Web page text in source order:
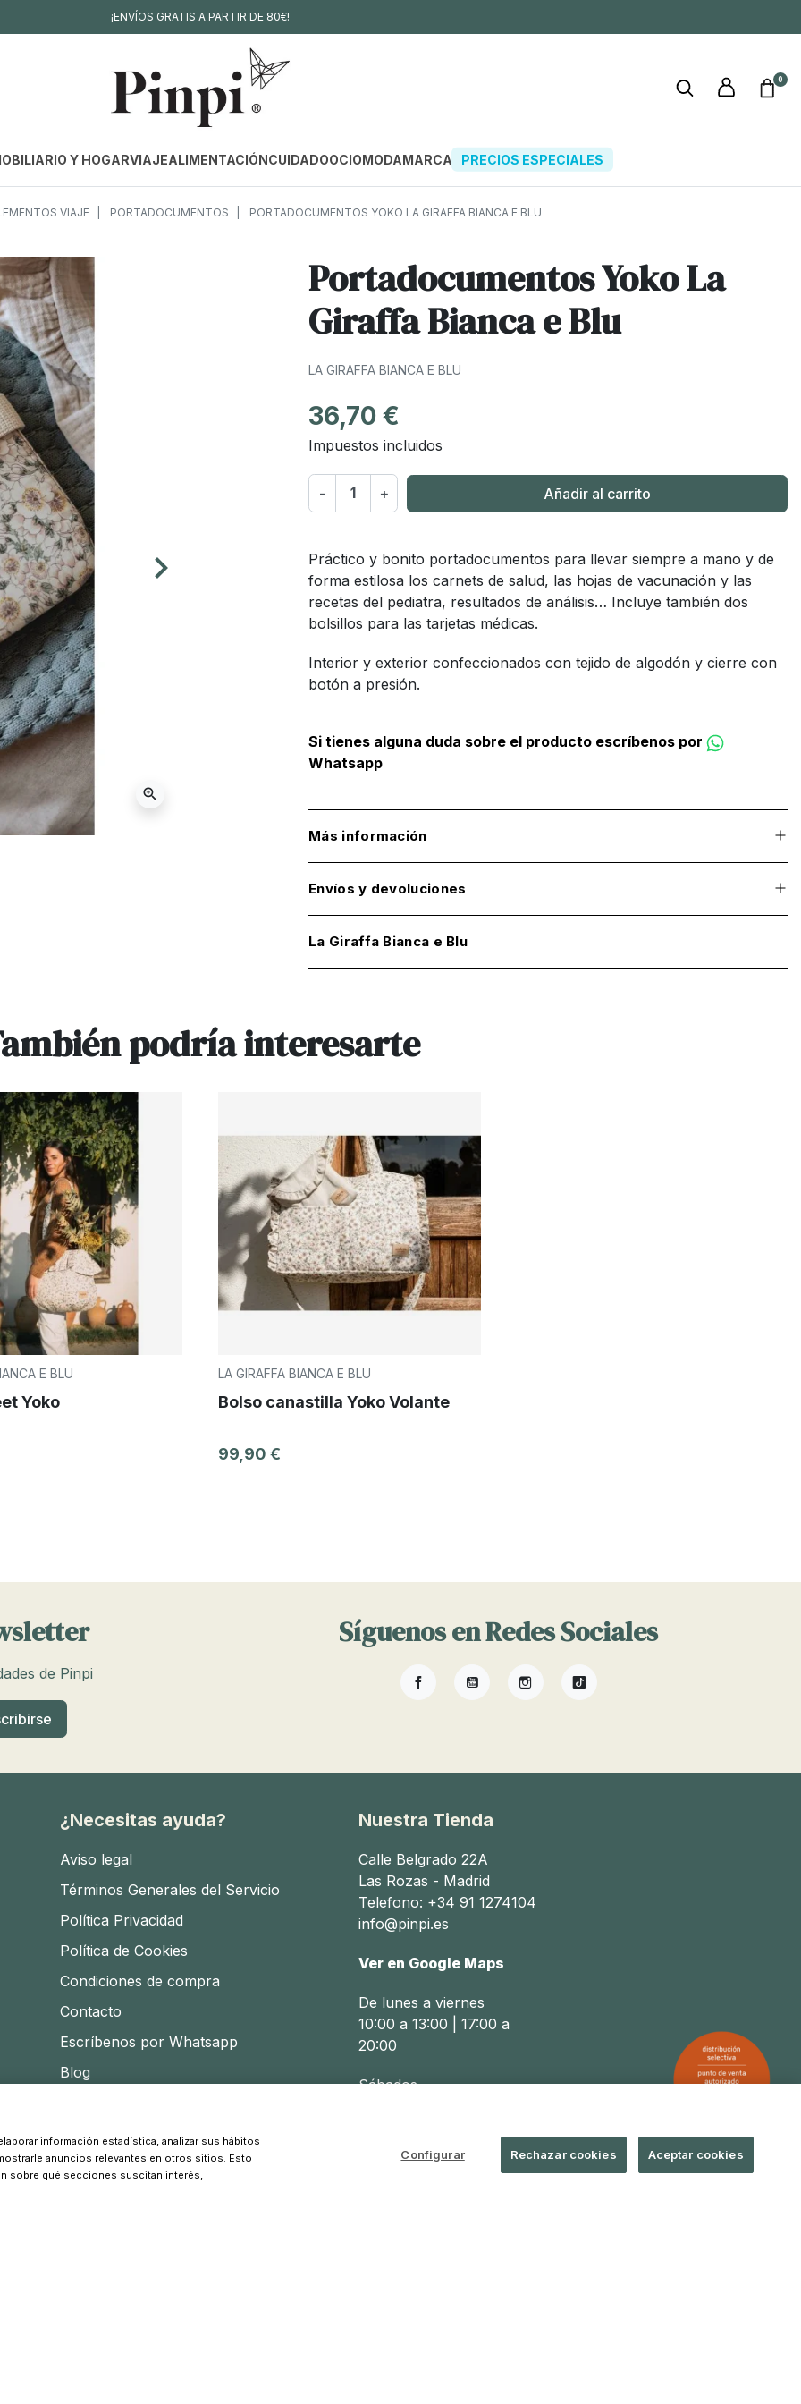
¡ENVÍOS GRATIS A PARTIR DE 80€!
0
Y HOGARVIAJEALIMENTACIÓNCUIDADOOCIOMODAMARCAS PRECIOS ESPECIALES
VIAJE PORTADOCUMENTOS PORTADOCUMENTOS YOKO LA GIRAFFA BIANCA E BLU
Siguiente
keyboard_arrow_right
zoom_in
Portadocumentos Yoko La
Giraffa Bianca e Blu
LA GIRAFFA BIANCA E BLU
36,70 €
Impuestos incluidos
- + Añadir al carrito
Práctico y bonito portadocumentos para llevar siempre a mano y de
forma estilosa los carnets de salud, las hojas de vacunación y las
recetas del pediatra, resultados de análisis… Incluye también dos
bolsillos para las tarjetas médicas.
Interior y exterior confeccionados con tejido de algodón y cierre con
botón a presión.
Si tienes alguna duda sobre el producto escríbenos por
Whatsapp
Más información
Envíos y devoluciones
La Giraffa Bianca e Blu
podría interesarte
E BLU
Yoko
LA GIRAFFA BIANCA E BLU
Bolso canastilla Yoko Volante
99,90 €
de Pinpi
Síguenos en Redes Sociales
FacebookYouTubeInstagramTikTok
¿Necesitas ayuda?
Aviso legal
Términos Generales del Servicio
Política Privacidad
Política de Cookies
Condiciones de compra
Contacto
Escríbenos por Whatsapp
Blog
Nuestra Tienda
Calle Belgrado 22A
Las Rozas - Madrid
Telefono: +34 91 1274104
info@pinpi.es
Ver en Google Maps
De lunes a viernes
10:00 a 13:00 | 17:00 a
20:00
Sábados
© 2026 Pinpi - Todos los derechos reservados
información estadística, analizar sus hábitos
anuncios relevantes en otros sitios. Esto
sobre qué secciones suscitan interés,
Configurar Rechazar cookies Aceptar cookies